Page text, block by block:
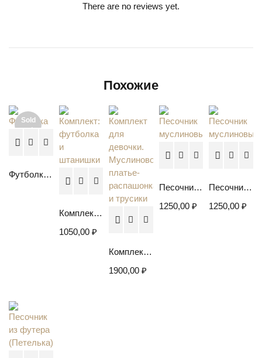
There are no reviews yet.
Похожие
Sold
out
Футболка "Акварельные киты"
Комплект: футболка и штанишки
1050,00 ₽
Комплект для девочки. Муслиновое платье-распашонка и трусики
1900,00₽
Песочник муслиновый
1250,00 ₽
Песочник муслиновый
1250,00₽